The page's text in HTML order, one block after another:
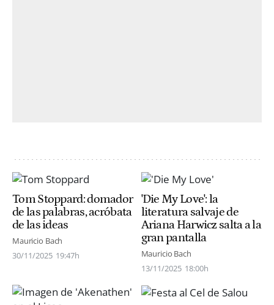
Tom Stoppard: domador
de las palabras, acróbata
de las ideas
Mauricio Bach
30/11/2025 19:47h
'Die My Love': la
literatura salvaje de
Ariana Harwicz salta a la
gran pantalla
Mauricio Bach
13/11/2025 18:00h